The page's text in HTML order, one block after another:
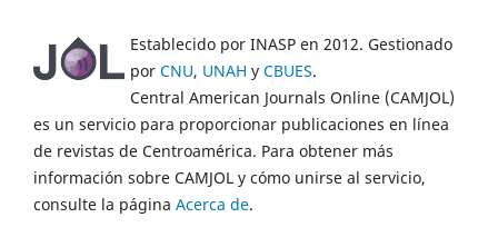
Establecido por INASP en 2012. Gestionado
por CNU, UNAH y CBUES.
Central American Journals Online (CAMJOL)
es un servicio para proporcionar publicaciones en línea
de revistas de Centroamérica. Para obtener más
información sobre CAMJOL y cómo unirse al servicio,
consulte la página Acerca de.